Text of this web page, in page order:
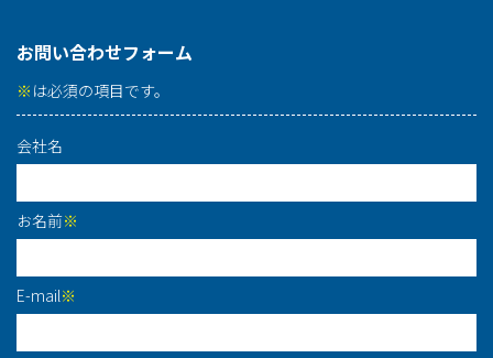
お問い合わせフォーム
※ は必須の項目です。
会社名
お名前※
E-mail※